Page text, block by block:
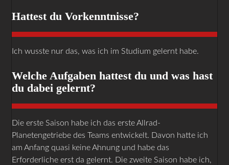
Hattest du Vorkenntnisse?
Ich wusste nur das, was ich im Studium gelernt habe.
Welche Aufgaben hattest du und was hast
du dabei gelernt?
Die erste Saison habe ich das erste Allrad-
Planetengetriebe des Teams entwickelt. Davon hatte ich
am Anfang quasi keine Ahnung und habe das
Erforderliche erst da gelernt. Die zweite Saison habe ich,